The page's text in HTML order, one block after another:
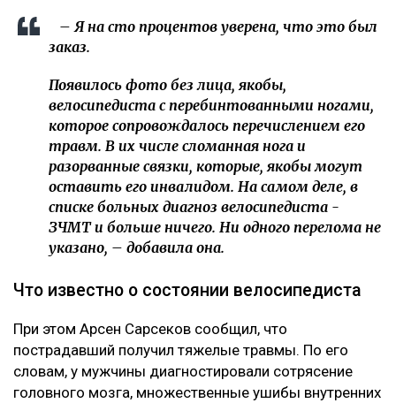
– Я на сто процентов уверена, что это был
заказ.
Появилось фото без лица, якобы,
велосипедиста с перебинтованными ногами,
которое сопровождалось перечислением его
травм. В их числе сломанная нога и
разорванные связки, которые, якобы могут
оставить его инвалидом. На самом деле, в
списке больных диагноз велосипедиста -
ЗЧМТ и больше ничего. Ни одного перелома не
указано, – добавила она.
Что известно о состоянии велосипедиста
При этом Арсен Сарсеков сообщил, что
пострадавший получил тяжелые травмы. По его
словам, у мужчины диагностировали сотрясение
головного мозга, множественные ушибы внутренних